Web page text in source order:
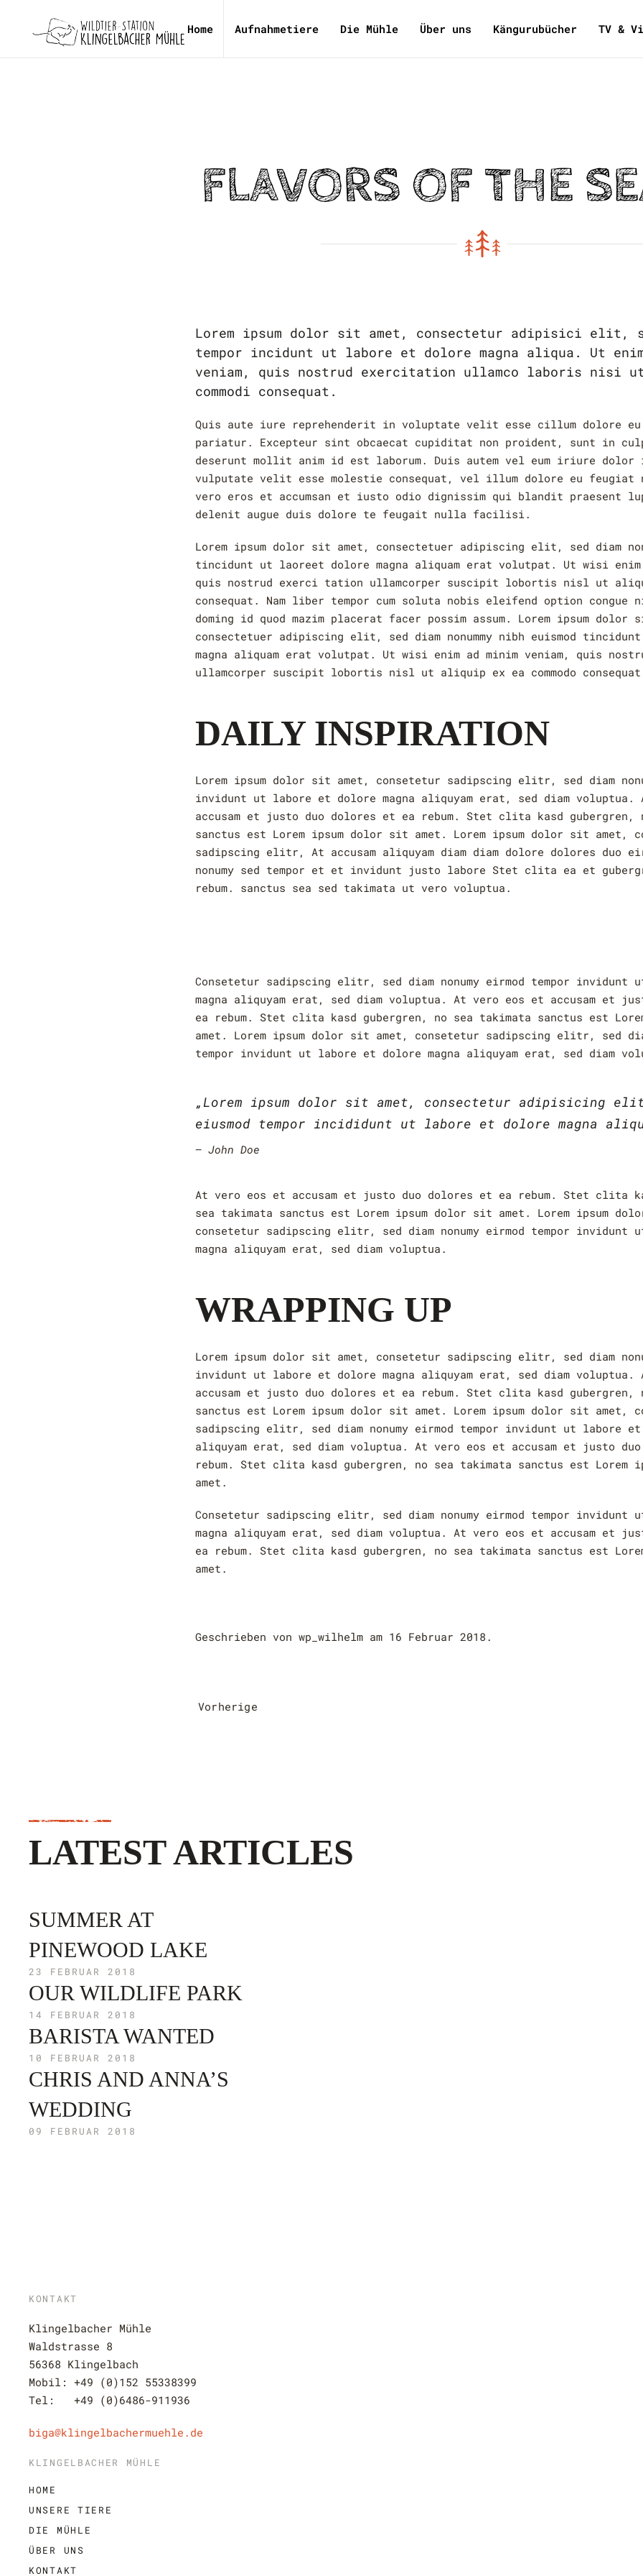
Home Aufnahmetiere Die Mühle Über uns Kängurubücher TV &
FLAVORS OF THE
Lorem ipsum dolor sit amet, consectetur adipisici elit,
tempor incidunt ut labore et dolore magna aliqua. Ut
veniam, quis nostrud exercitation ullamco laboris nisi
commodi consequat.
Quis aute iure reprehenderit in voluptate velit esse cillum dolore
pariatur. Excepteur sint obcaecat cupiditat non proident, sunt in
deserunt mollit anim id est laborum. Duis autem vel eum iriure
vulputate velit esse molestie consequat, vel illum dolore eu
vero eros et accumsan et iusto odio dignissim qui blandit praesent
delenit augue duis dolore te feugait nulla facilisi.
Lorem ipsum dolor sit amet, consectetuer adipiscing elit, sed diam
tincidunt ut laoreet dolore magna aliquam erat volutpat. Ut wisi enim
quis nostrud exerci tation ullamcorper suscipit lobortis nisl ut
consequat. Nam liber tempor cum soluta nobis eleifend option congue
doming id quod mazim placerat facer possim assum. Lorem ipsum dolor
consectetuer adipiscing elit, sed diam nonummy nibh euismod
magna aliquam erat volutpat. Ut wisi enim ad minim veniam, quis
ullamcorper suscipit lobortis nisl ut aliquip ex ea commodo
DAILY INSPIRATION
Lorem ipsum dolor sit amet, consetetur sadipscing elitr, sed diam
invidunt ut labore et dolore magna aliquyam erat, sed diam voluptua.
accusam et justo duo dolores et ea rebum. Stet clita kasd gubergren,
sanctus est Lorem ipsum dolor sit amet. Lorem ipsum dolor sit amet,
sadipscing elitr, At accusam aliquyam diam diam dolore dolores duo
nonumy sed tempor et et invidunt justo labore Stet clita ea et
rebum. sanctus sea sed takimata ut vero voluptua.
Consetetur sadipscing elitr, sed diam nonumy eirmod tempor invidunt
magna aliquyam erat, sed diam voluptua. At vero eos et accusam et
ea rebum. Stet clita kasd gubergren, no sea takimata sanctus est
amet. Lorem ipsum dolor sit amet, consetetur sadipscing elitr, sed
tempor invidunt ut labore et dolore magna aliquyam erat, sed diam
„Lorem ipsum dolor sit amet, consectetur adipisicing
eiusmod tempor incididunt ut labore et dolore magna
John Doe
At vero eos et accusam et justo duo dolores et ea rebum. Stet clita
sea takimata sanctus est Lorem ipsum dolor sit amet. Lorem ipsum
consetetur sadipscing elitr, sed diam nonumy eirmod tempor invidunt
magna aliquyam erat, sed diam voluptua.
WRAPPING UP
Lorem ipsum dolor sit amet, consetetur sadipscing elitr, sed diam
invidunt ut labore et dolore magna aliquyam erat, sed diam voluptua.
accusam et justo duo dolores et ea rebum. Stet clita kasd gubergren,
sanctus est Lorem ipsum dolor sit amet. Lorem ipsum dolor sit amet,
sadipscing elitr, sed diam nonumy eirmod tempor invidunt ut labore et
aliquyam erat, sed diam voluptua. At vero eos et accusam et justo
rebum. Stet clita kasd gubergren, no sea takimata sanctus est Lorem
amet.
Consetetur sadipscing elitr, sed diam nonumy eirmod tempor invidunt
magna aliquyam erat, sed diam voluptua. At vero eos et accusam et
ea rebum. Stet clita kasd gubergren, no sea takimata sanctus est
amet.
Geschrieben von wp_wilhelm am 16 Februar 2018 .
Vorherige
LATEST ARTICLES
SUMMER AT
PINEWOOD LAKE
23 FEBRUAR 2018
OUR WILDLIFE PARK
14 FEBRUAR 2018
BARISTA WANTED
10 FEBRUAR 2018
CHRIS AND ANNA’S
WEDDING
09 FEBRUAR 2018
KONTAKT
Klingelbacher Mühle
Waldstrasse 8
56368 Klingelbach
Mobil: +49 (0)152 55338399
Tel: +49 (0)6486-911936
biga@klingelbachermuehle.de
KLINGELBACHER MÜHLE
HOME
UNSERE TIERE
DIE MÜHLE
ÜBER UNS
KONTAKT